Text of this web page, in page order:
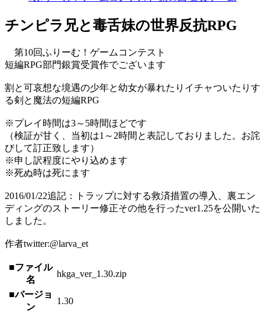
チンピラ兄と毒舌妹の世界反抗RPG
第10回ふりーむ！ゲームコンテスト
短編RPG部門銀賞受賞作でございます
割と可哀想な境遇の少年と幼女が暴れたりイチャついたりす
る剣と魔法の短編RPG
※プレイ時間は3～5時間ほどです
（検証が甘く、当初は1～2時間と表記しておりました。お詫
びして訂正致します）
※申し訳程度にやり込めます
※死ぬ時は死にます
2016/01/22追記：トラップに対する救済措置の導入、裏エン
ディングのストーリー修正その他を行ったver1.25を公開いた
しました。
作者twitter:@larva_et
■ファイル
名
hkga_ver_1.30.zip
■バージョ
ン
1.30